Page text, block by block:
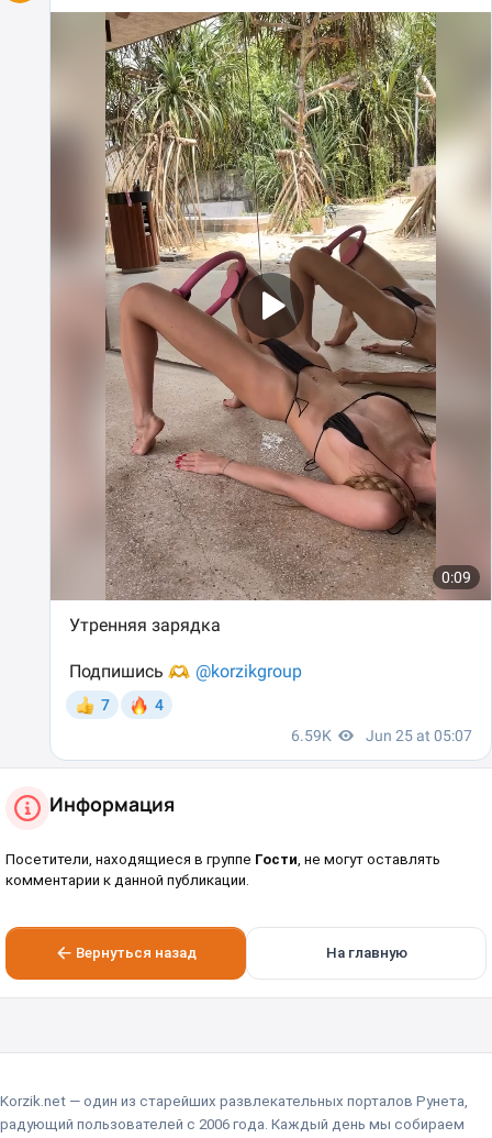
Информация
Посетители, находящиеся в группе Гости , не могут оставлять
комментарии к данной публикации.
Вернуться назад На главную
Korzik.net — один из старейших развлекательных порталов Рунета,
радующий пользователей с 2006 года. Каждый день мы собираем